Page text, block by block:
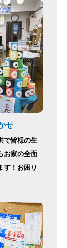
せ
で皆様の生
お家の全面
す！お困り